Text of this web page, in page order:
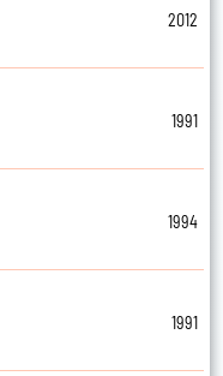
2012
1991
1994
1991